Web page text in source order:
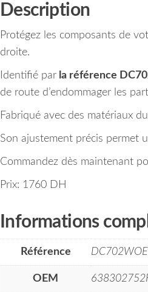
Description
Protégez les composants de
droite.
Identifié par la référence
de route d’endommager les
Fabriqué avec des matériaux
Son ajustement précis permet
Commandez dès maintenant
Prix: 1760 DH
Informations
Référence
OEM